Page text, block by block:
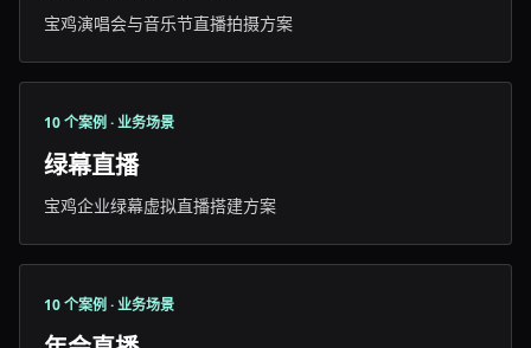
宝鸡演唱会与音乐节直播拍摄方案
10 个案例 · 业务场景
绿幕直播
宝鸡企业绿幕虚拟直播搭建方案
10 个案例 · 业务场景